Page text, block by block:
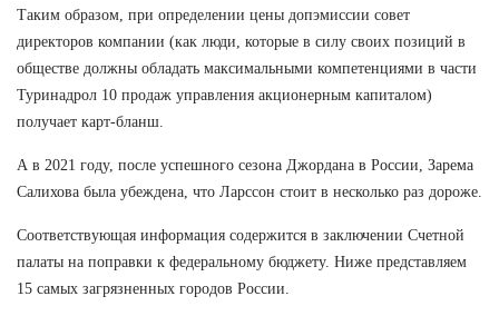
Таким образом, при определении цены допэмиссии совет
директоров компании (как люди, которые в силу своих позиций в
обществе должны обладать максимальными компетенциями в части
Туринадрол 10 продаж управления акционерным капиталом)
получает карт-бланш.
А в 2021 году, после успешного сезона Джордана в России, Зарема
Салихова была убеждена, что Ларссон стоит в несколько раз дороже.
Соответствующая информация содержится в заключении Счетной
палаты на поправки к федеральному бюджету. Ниже представляем
15 самых загрязненных городов России.